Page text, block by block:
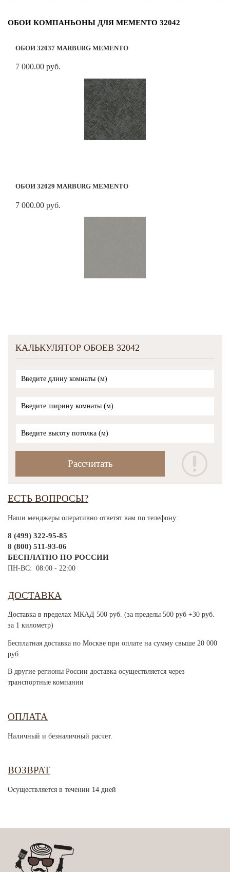
ОБОИ КОМПАНЬОНЫ ДЛЯ MEMENTO 32042
ОБОИ 32037 MARBURG MEMENTO
7 000.00 руб.
ОБОИ 32029 MARBURG MEMENTO
7 000.00 руб.
КАЛЬКУЛЯТОР ОБОЕВ 32042
ЕСТЬ ВОПРОСЫ?
Наши менджеры оперативно ответят вам по телефону:
8 (499) 322-95-85
8 (800) 511-93-06
БЕСПЛАТНО ПО РОССИИ
ПН-ВС: 08:00 - 22:00
ДОСТАВКА
Доставка в пределах МКАД 500 руб. (за пределы 500 руб +30 руб.
за 1 километр)
Бесплатная доставка по Москве при оплате на сумму свыше 20 000
руб.
В другие регионы России доставка осуществляется через
транспортные компании
ОПЛАТА
Наличный и безналичный расчет.
ВОЗВРАТ
Осуществляется в течении 14 дней